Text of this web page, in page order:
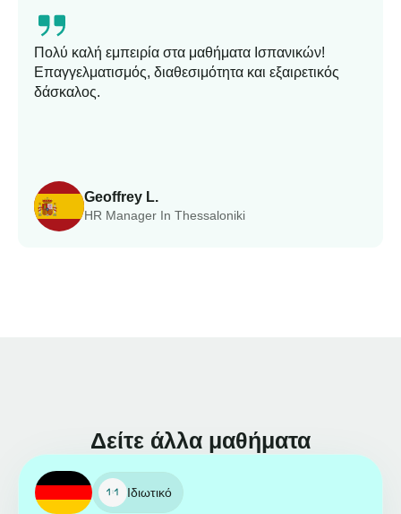
Geoffrey L.
HR Manager In Thessaloniki
Πολύ καλή εμπειρία στα μαθήματα Ισπανικών!
Επαγγελματισμός, διαθεσιμότητα και εξαιρετικός
δάσκαλος.
Δείτε άλλα μαθήματα
Ιδιωτικό